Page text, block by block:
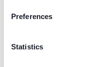
Preferences
Statistics